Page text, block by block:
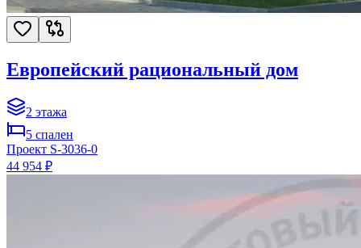
Европейский рациональный дом
2 этажа
5 спален
Проект S-3036-0
44 954 ₽